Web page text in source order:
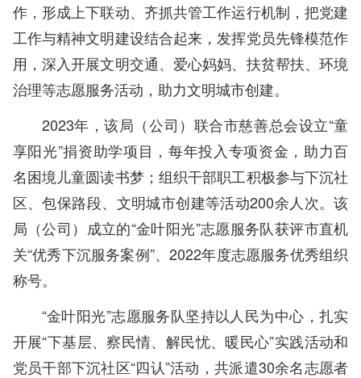
作，形成上下联动、齐抓共管工作运行机制，把党建
工作与精神文明建设结合起来，发挥党员先锋模范作
用，深入开展文明交通、爱心妈妈、扶贫帮扶、环境
治理等志愿服务活动，助力文明城市创建。
2023年，该局（公司）联合市慈善总会设立“童
享阳光”捐资助学项目，每年投入专项资金，助力百
名困境儿童圆读书梦；组织干部职工积极参与下沉社
区、包保路段、文明城市创建等活动200余人次。该
局（公司）成立的“金叶阳光”志愿服务队获评市直机
关“优秀下沉服务案例”、2022年度志愿服务优秀组织
称号。
“金叶阳光”志愿服务队坚持以人民为中心，扎实
开展“下基层、察民情、解民忧、暖民心”实践活动和
党员干部下沉社区“四认”活动，共派遣30余名志愿者